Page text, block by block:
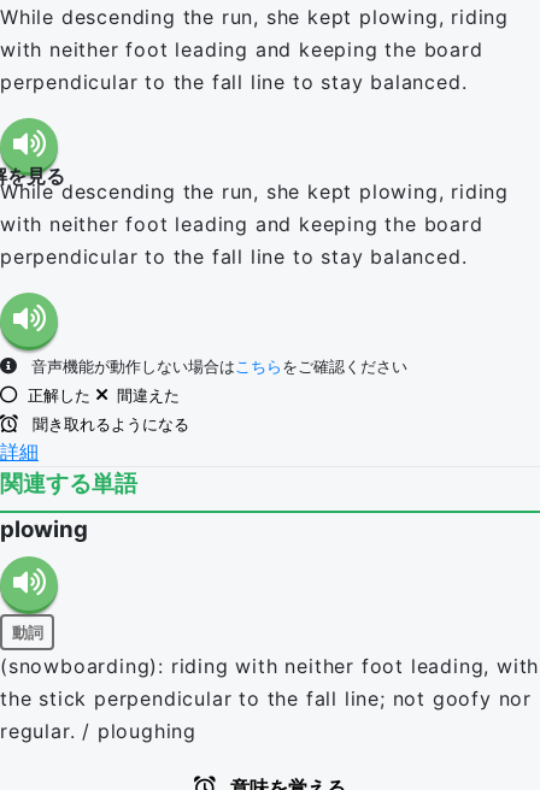
While descending the run, she kept plowing, riding
with neither foot leading and keeping the board
perpendicular to the fall line to stay balanced.
を見る
While descending the run, she kept plowing, riding
with neither foot leading and keeping the board
perpendicular to the fall line to stay balanced.
音声機能が動作しない場合はこちら をご確認ください
正解した
間違えた
聞き取れるようになる
詳細
関連する単語
plowing
動詞
(snowboarding): riding with neither foot leading, with
the stick perpendicular to the fall line; not goofy nor
regular. / ploughing